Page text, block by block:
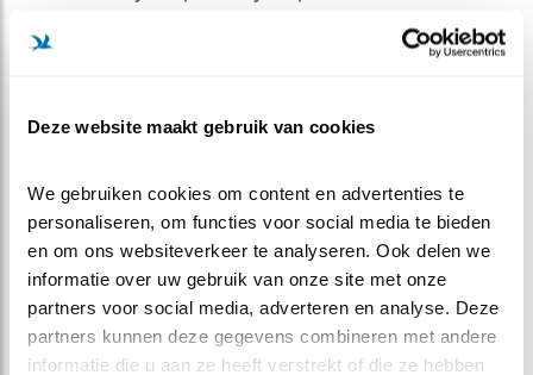
Deze website maakt gebruik van cookies
We gebruiken cookies om content en advertenties te
personaliseren, om functies voor social media te bieden
en om ons websiteverkeer te analyseren. Ook delen we
informatie over uw gebruik van onze site met onze
partners voor social media, adverteren en analyse. Deze
partners kunnen deze gegevens combineren met andere
informatie die u aan ze heeft verstrekt of die ze hebben
komt nog een herkansing.
Zou het laatste kuiken uit nestkast 1 vandaag het nest
nestkast, nu hij het rijk alleen heeft. Kijkt u mee?
Vind ik leuk
Bewaar deze blog
MEER OVER
Koolmees
Alle Beleef de
Lente blogs